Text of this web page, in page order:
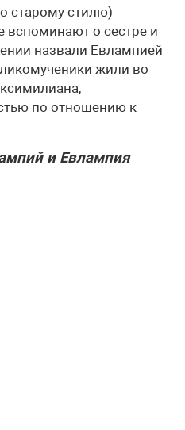
старому стилю)
вспоминают о сестре и
назвали Евлампией
жили во
по отношению к
и Евлампия